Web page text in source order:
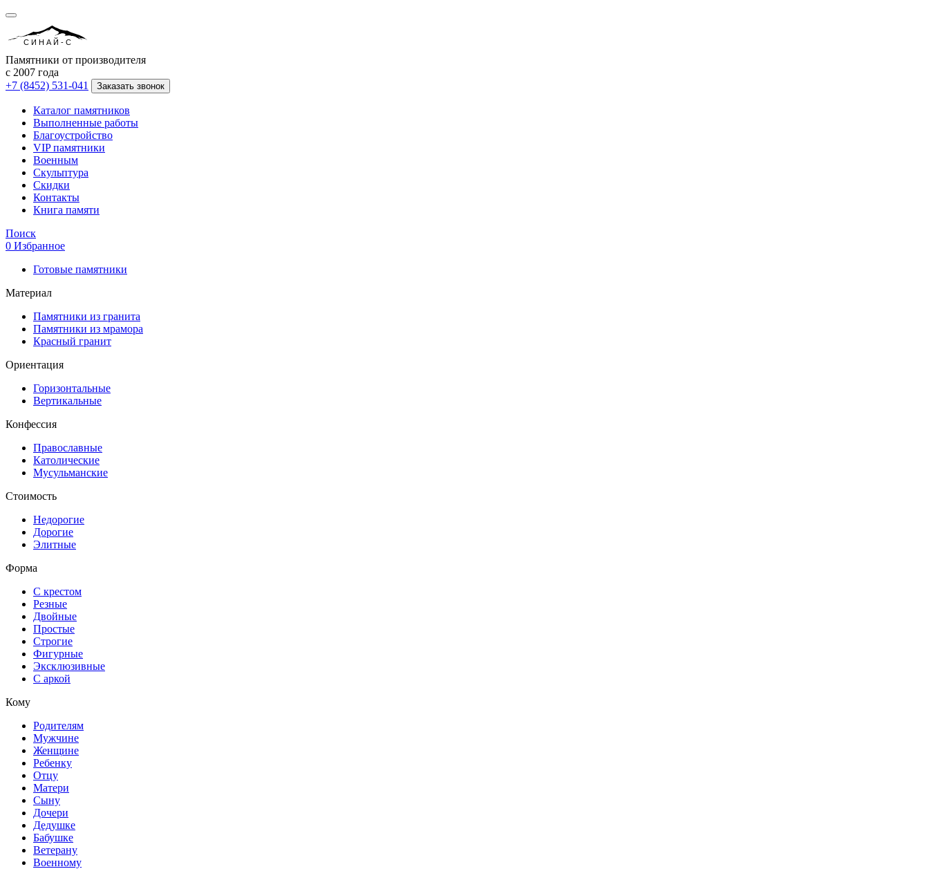
СИНАЙ-С
Памятники от производителя
с 2007 года
+7 (8452) 531-041
Заказать звонок
Каталог памятников
Выполненные работы
Благоустройство
VIP памятники
Военным
Скульптура
Скидки
Контакты
Книга памяти
Поиск
0 Избранное
Готовые памятники
Материал
Памятники из гранита
Памятники из мрамора
Красный гранит
Ориентация
Горизонтальные
Вертикальные
Конфессия
Православные
Католические
Мусульманские
Стоимость
Недорогие
Дорогие
Элитные
Форма
С крестом
Резные
Двойные
Простые
Строгие
Фигурные
Эксклюзивные
С аркой
Кому
Родителям
Мужчине
Женщине
Ребенку
Отцу
Матери
Сыну
Дочери
Дедушке
Бабушке
Ветерану
Военному